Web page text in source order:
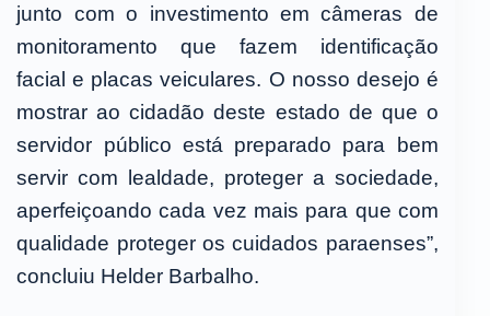
junto com o investimento em câmeras de
monitoramento que fazem identificação
facial e placas veiculares. O nosso desejo é
mostrar ao cidadão deste estado de que o
servidor público está preparado para bem
servir com lealdade, proteger a sociedade,
aperfeiçoando cada vez mais para que com
qualidade proteger os cuidados paraenses”,
concluiu Helder Barbalho.